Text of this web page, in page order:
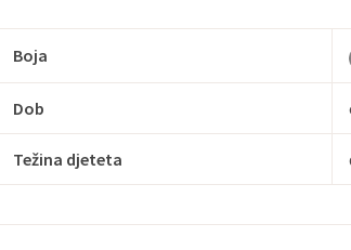
Boja
Dob
Težina djeteta